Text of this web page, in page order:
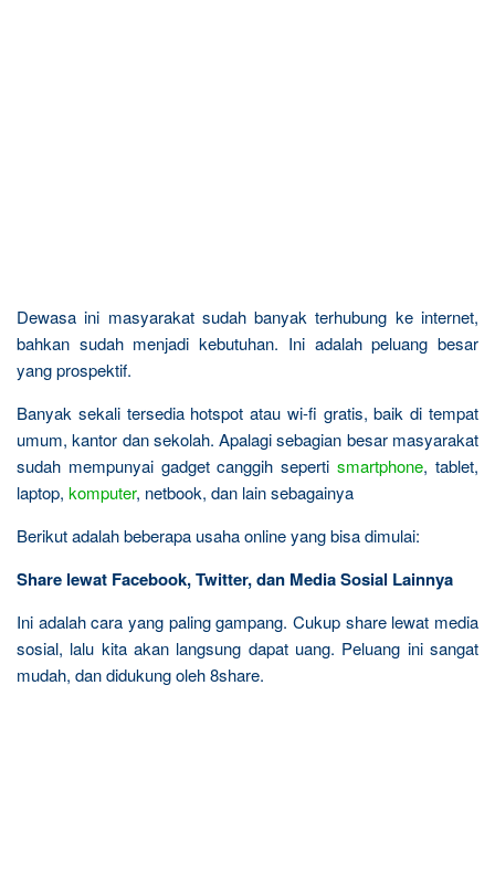
Dewasa ini masyarakat sudah banyak terhubung ke internet,
bahkan sudah menjadi kebutuhan. Ini adalah peluang besar
yang prospektif.
Banyak sekali tersedia hotspot atau wi-fi gratis, baik di tempat
umum, kantor dan sekolah. Apalagi sebagian besar masyarakat
sudah mempunyai gadget canggih sepertismartphone, tablet,
laptop, komputer, netbook, dan lain sebagainya
Berikut adalah beberapa usaha online yang bisa dimulai:
Share lewat Facebook, Twitter, dan Media Sosial Lainnya
Ini adalah cara yang paling gampang. Cukup share lewat media
sosial, lalu kita akan langsung dapat uang. Peluang ini sangat
mudah, dan didukung oleh 8share.